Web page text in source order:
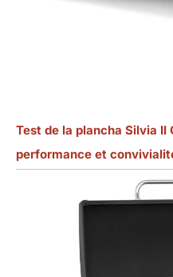
Test de la plancha Silvia II
performance et